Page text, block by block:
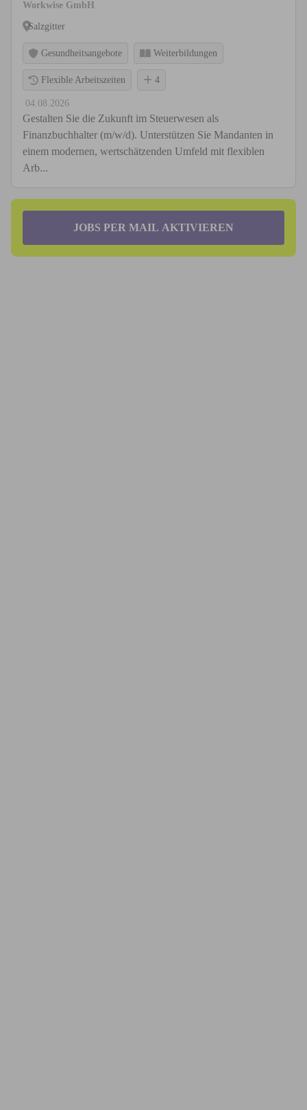
Workwise GmbH
Salzgitter
Gesundheitsangebote Weiterbildungen
Flexible Arbeitszeiten 4
04.08.2026
Gestalten Sie die Zukunft im Steuerwesen als
Finanzbuchhalter (m/w/d). Unterstützen Sie Mandanten in
einem modernen, wertschätzenden Umfeld mit flexiblen
Arb...
JOBS PER MAIL AKTIVIEREN